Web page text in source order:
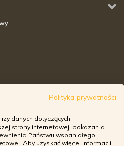
Polityka prywatności
danych dotyczących
strony internetowej, pokazania
Państwu wspaniałego
Aby uzyskać więcej informacji